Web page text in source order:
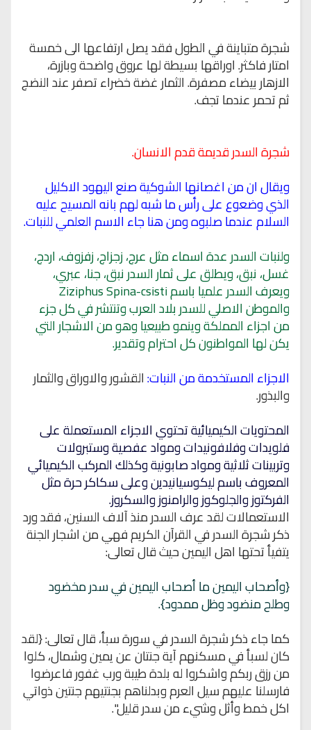
شجرة متباينة في الطول فقد يصل ارتفاعها الى خمسة
امتار فاكثر.اوراقها بسيطة لها عروق واضحة وبازرة،
الازهار بيضاء مصفرة.الثمار غضة خضراء تصفر عند النضج
ثم تحمر عندما تجف.
شجرة السدر قديمة قدم الانسان.
ويقال ان من اغصانها الشوكية صنع اليهود الاكليل
الذي وضعوع على رأس ما شبه لهم بانه المسيح عليه
السلام عندما صلبوه ومن هنا جاء الاسم العلمي للنبات.
ولنبات السدر عدة اسماء مثل عرج، زجزاج، زفزوف، اردج،
غسل، نبق، ويطلق على ثمار السدر نبق، جنا، عبري،
ويعرف السدر علميا باسم Ziziphus Spina-csisti
والموطن الاصلي للسدر بلاد العرب وتنتشر في كل جزء
من اجزاء المملكة وينمو طبيعيا وهو من الاشجار التي
يكن لها المواطنون كل احترام وتقدير.
الاجزاء المستخدمة من النبات:القشور والاوراق والثمار
والبذور.
المحتويات الكيميائية تحتوي الاجزاء المستعملة على
فلويدات وفلافونيدات ومواد عفصية وستبرولات
وتربينات ثلاثية ومواد صابونية وكذلك المركب الكيميائي
المعروف باسم ليكوسيانيدين وعلى سكاكر حرة مثل
الفركتوز والجلوكوز والرامنوز والسكروز.
الاستعمالات لقد عرف السدر منذ آلاف السنين، فقد ورد
ذكر شجرة السدر في القرآن الكريم فهي من اشجار الجنة
يتفيأ تحتها اهل اليمين حيث قال تعالى:
{وأصحاب اليمين ما أصحاب اليمين في سدر مخضود
وطلح منضود وظل ممدود}.
كما جاء ذكر شجرة السدر في سورة سبأ، قال تعالى: {لقد
كان لسبأ في مسكنهم آية جنتان عن يمين وشمال، كلوا
من رزق ربكم واشكروا له بلدة طيبة ورب غفور فاعرضوا
فارسلنا عليهم سيل العرم وبدلناهم بجنتيهم جنتين ذواتي
اكل خمط وأثل وشيء من سدر قليل".